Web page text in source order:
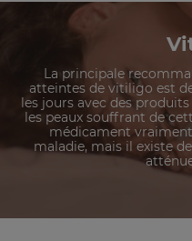
La principale
atteintes de vitiligo est
les jours avec des
les peaux souffrant de
médicament
maladie, mais il existe